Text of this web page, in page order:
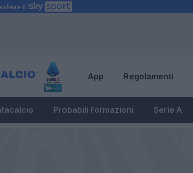
App Regolamenti
Probabili Formazioni Serie A